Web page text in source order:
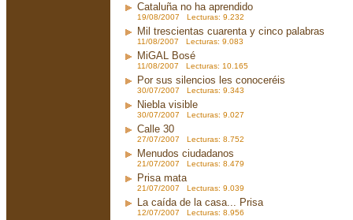
Cataluña no ha aprendido
19/08/2007 Lecturas: 9.232
Mil trescientas cuarenta y cinco palabras
11/08/2007 Lecturas: 9.083
MiGAL Bosé
11/08/2007 Lecturas: 10.165
Por sus silencios les conoceréis
30/07/2007 Lecturas: 9.343
Niebla visible
30/07/2007 Lecturas: 9.027
Calle 30
27/07/2007 Lecturas: 8.752
Menudos ciudadanos
21/07/2007 Lecturas: 8.479
Prisa mata
21/07/2007 Lecturas: 9.039
La caída de la casa... Prisa
12/07/2007 Lecturas: 8.956